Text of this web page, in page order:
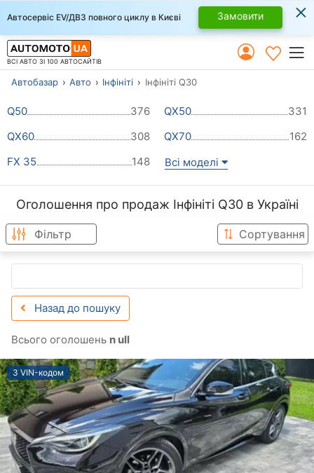
Автосервіс EV/ДВЗ повного циклу в Києві Замовити ×
ВСІ АВТО ЗІ 100 АВТОСАЙТІВ
Автобазар Авто Інфініті Інфініті Q30
Q50 376 QX50
331
QX60
308 QX70
162
FX 35
148 Всі моделі
Оголошення про продаж Інфініті Q30 в Україні
Фільтр Сортування
Назад до пошуку
Всього оголошень n ull
З VIN-кодом